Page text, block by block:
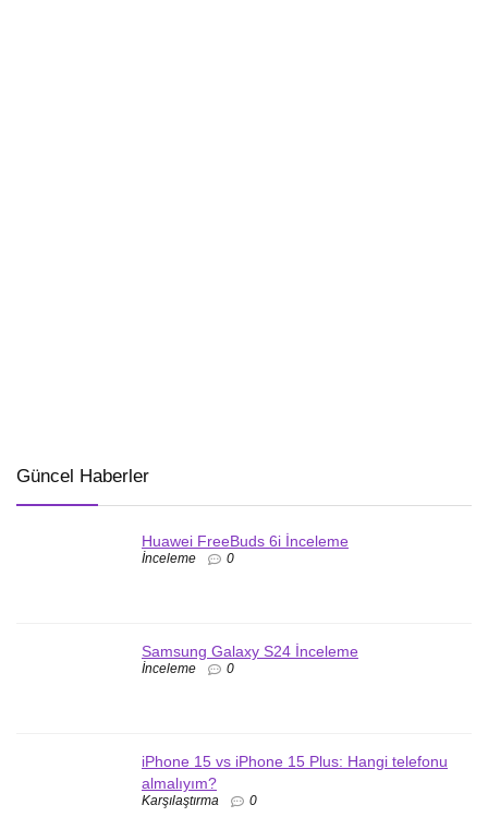
Güncel Haberler
Huawei FreeBuds 6i İnceleme
İnceleme 0
Samsung Galaxy S24 İnceleme
İnceleme 0
iPhone 15 vs iPhone 15 Plus: Hangi telefonu
almalıyım?
Karşılaştırma 0